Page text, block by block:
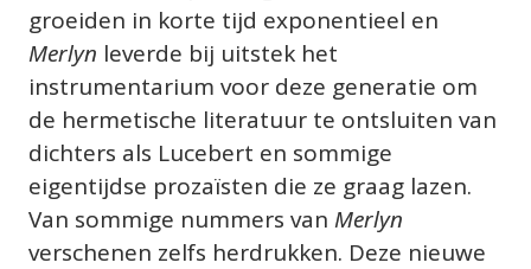
Merlyn leverde bij uitstek het
instrumentarium voor deze generatie om
de hermetische literatuur te ontsluiten van
dichters als Lucebert en sommige
eigentijdse prozaïsten die ze graag lazen.
Van sommige nummers van Merlyn
verschenen zelfs herdrukken. Deze nieuwe